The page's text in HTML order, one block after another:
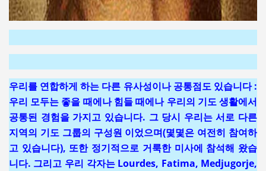
우리를 연합하게 하는 다른 유사성이나 공통점도 있습니다 :
우리 모두는 좋을 때에나 힘들 때에나 우리의 기도 생활에서
공통된 경험을 가지고 있습니다. 그 당시 우리는 서로 다른
지역의 기도 그룹의 구성원 이었으며(몇몇은 여전히 참여하
고 있습니다), 또한 정기적으로 거룩한 미사에 참석해 왔습
니다. 그리고 우리 각자는 Lourdes, Fatima, Medjugorje,